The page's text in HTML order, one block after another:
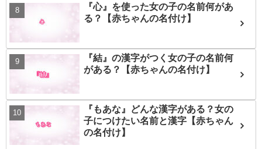
『心』を使った女の子の名前何があ
る？【赤ちゃんの名付け】
『結』の漢字がつく女の子の名前何
がある？【赤ちゃんの名付け】
『もあな』どんな漢字がある？女の
子につけたい名前と漢字【赤ちゃん
の名付け】